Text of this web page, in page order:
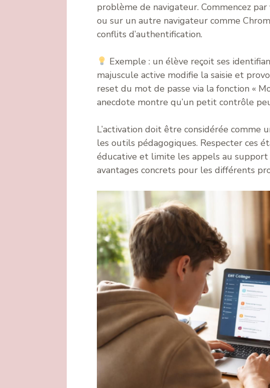
problème de navigateur. Commencez
ou sur un autre navigateur comme
conflits d’authentification.
Exemple : un élève reçoit ses
majuscule active modifie la saisie et
reset du mot de passe via la fonction «
anecdote montre qu’un petit contrôle
L’activation doit être considérée comme
les outils pédagogiques. Respecter ces
éducative et limite les appels au support
avantages concrets pour les différents